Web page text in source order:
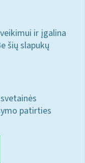
ir įgalina
šių slapukų
patirties